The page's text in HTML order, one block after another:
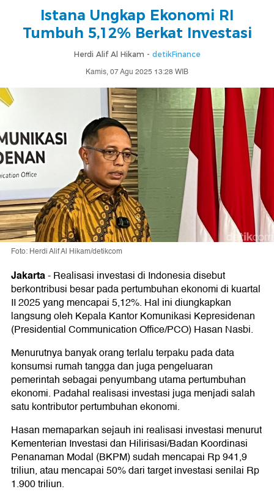
Istana Ungkap Ekonomi RI
Tumbuh 5,12% Berkat Investasi
Herdi Alif Al Hikam - detikFinance
Kamis, 07 Agu 2025 13:28 WIB
Foto: Herdi Alif Al Hikam/detikcom
Jakarta-Realisasi investasi di Indonesia disebut
berkontribusi besar pada pertumbuhan ekonomi di kuartal
II 2025 yang mencapai 5,12%. Hal ini diungkapkan
langsung oleh Kepala Kantor Komunikasi Kepresidenan
(Presidential Communication Office/PCO) Hasan Nasbi.
Menurutnya banyak orang terlalu terpaku pada data
konsumsi rumah tangga dan juga pengeluaran
pemerintah sebagai penyumbang utama pertumbuhan
ekonomi. Padahal realisasi investasi juga menjadi salah
satu kontributor pertumbuhan ekonomi.
Hasan memaparkan sejauh ini realisasi investasi menurut
Kementerian Investasi dan Hilirisasi/Badan Koordinasi
Penanaman Modal (BKPM) sudah mencapai Rp 941,9
triliun, atau mencapai 50% dari target investasi senilai Rp
1.900 triliun.